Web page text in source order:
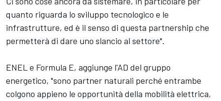
quanto riguarda lo sviluppo tecnologico e le
infrastrutture, ed è il senso di questa partnership che
permetterà di dare uno slancio al settore".
ENEL e Formula E, aggiunge l'AD del gruppo
energetico, "sono partner naturali perché entrambe
colgono appieno le opportunità della mobilità elettrica,